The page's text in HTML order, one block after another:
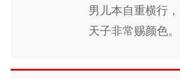
男儿本自重横行，
天子非常赐颜色。
旌旆逶迤碣石间。